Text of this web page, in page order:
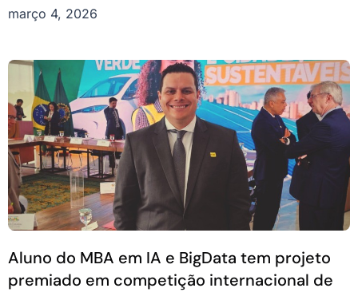
março 4, 2026
Aluno do MBA em IA e BigData tem projeto
premiado em competição internacional de